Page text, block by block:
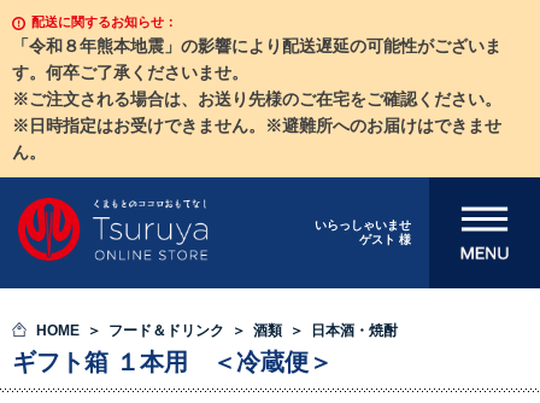
配送に関するお知らせ：
「令和８年熊本地震」の影響により配送遅延の可能性がございま
す。何卒ご了承くださいませ。
※ご注文される場合は、お送り先様のご在宅をご確認ください。
※日時指定はお受けできません。※避難所へのお届けはできませ
ん。
いらっしゃいませ
ゲスト 様
メニューを開
HOME フード＆ドリンク 酒類 日本酒・焼酎
ギフト箱 １本用 ＜冷蔵便＞